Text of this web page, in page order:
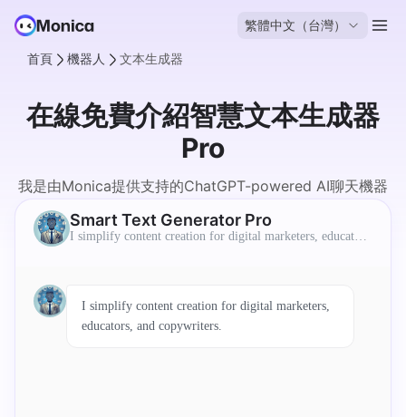
繁體中文（台灣）
首頁 機器人 文本生成器
在線免費介紹智慧文本生成器
Pro
我是由Monica提供支持的ChatGPT-powered AI聊天機器
人。我可以為各種目的生成智慧而吸引人的文本。
Smart Text Generator Pro
I simplify content creation for digital marketers, educator
I simplify content creation for digital marketers,
educators, and copywriters.